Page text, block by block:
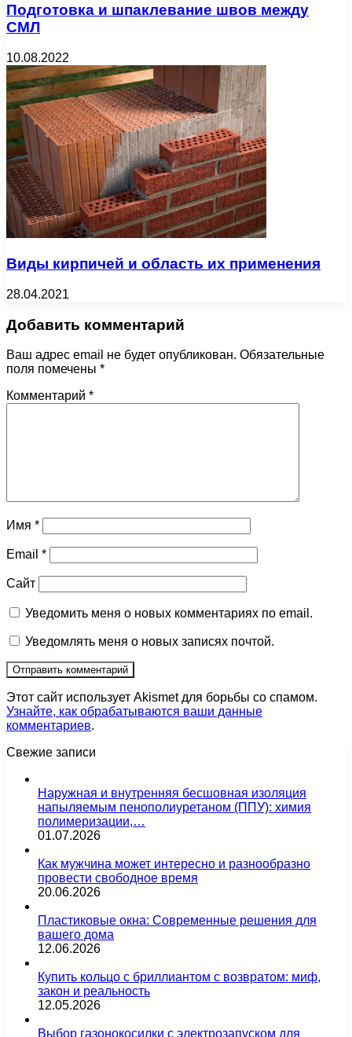
Подготовка и шпаклевание швов между
СМЛ
10.08.2022
Виды кирпичей и область их применения
28.04.2021
Добавить комментарий
Ваш адрес email не будет опубликован. Обязательные
поля помечены *
Комментарий *
Имя *
Email *
Сайт
Уведомить меня о новых комментариях по email.
Уведомлять меня о новых записях почтой.
Этот сайт использует Akismet для борьбы со спамом.
Узнайте, как обрабатываются ваши данные
комментариев.
Свежие записи
Наружная и внутренняя бесшовная изоляция
напыляемым пенополиуретаном (ППУ): химия
полимеризации,…
01.07.2026
Как мужчина может интересно и разнообразно
провести свободное время
20.06.2026
Пластиковые окна: Современные решения для
вашего дома
12.06.2026
Купить кольцо с бриллиантом с возвратом: миф,
закон и реальность
12.05.2026
Выбор газонокосилки с электрозапуском для